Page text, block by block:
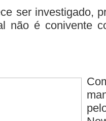
ser investigado,
não é conivente